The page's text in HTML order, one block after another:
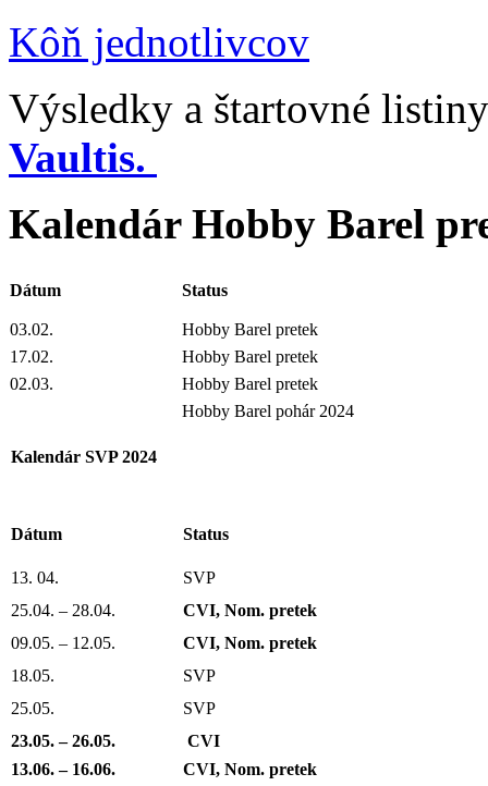
Kôň jednotlivcov
Výsledky a štartovné
Vaultis.
Kalendár Hobby Barel
Dátum Status
03.02.
Hobby Barel pretek
17.02.
Hobby Barel pretek
02.03.
Hobby Barel pretek
Hobby Barel pohár 2024
Kalendár SVP 2024
Dátum Status
13. 04.
SVP
25.04. – 28.04.
CVI, Nom. pretek
09.05. – 12.05.
CVI, Nom. pretek
18.05.
SVP
25.05.
SVP
23.05. – 26.05.
CVI
13.06. – 16.06.
CVI, Nom. pretek